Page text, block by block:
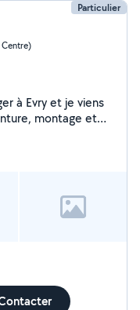
Particulier
à Evry et je viens
montage et
n'hésitez pas